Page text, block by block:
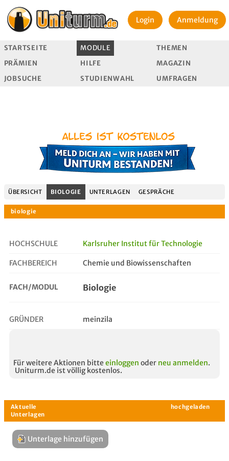
Login Anmeldung
STARTSEITE MODULE
THEMEN
PRÄMIEN
HILFE
MAGAZIN
JOBSUCHE
STUDIENWAHL UMFRAGEN
ÜBERSICHT BIOLOGIE UNTERLAGEN GESPRÄCHE
biologie
HOCHSCHULE Karlsruher Institut für Technologie
FACHBEREICH Chemie und Biowissenschaften
FACH/MODUL Biologie
GRÜNDER meinzila
Für weitere Aktionen bitte einloggen oder neu anmelden.
Uniturm.de ist völlig kostenlos.
Unterlage hinzufügen